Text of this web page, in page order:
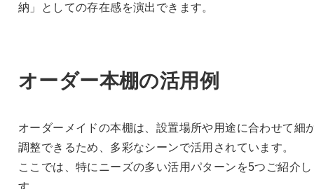
納」としての存在感を演出できます。
オーダー本棚の活用例
オーダーメイドの本棚は、設置場所や用途に合わせて細
調整できるため、多彩なシーンで活用されています。
ここでは、特にニーズの多い活用パターンを5つご紹介
す。